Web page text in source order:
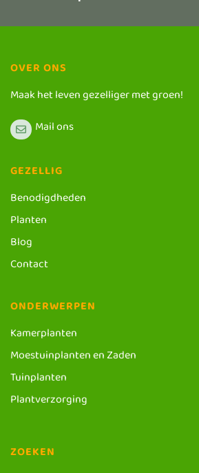
OVER ONS
Maak het leven gezelliger met groen!
Mail ons
GEZELLIG
Benodigdheden
Planten
Blog
Contact
ONDERWERPEN
Kamerplanten
Moestuinplanten en Zaden
Tuinplanten
Plantverzorging
ZOEKEN